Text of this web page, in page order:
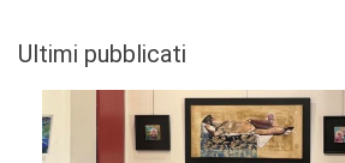
Ultimi pubblicati